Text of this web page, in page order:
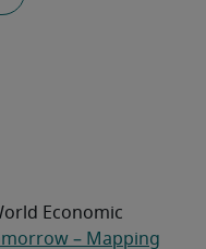
Economic
– Mapping